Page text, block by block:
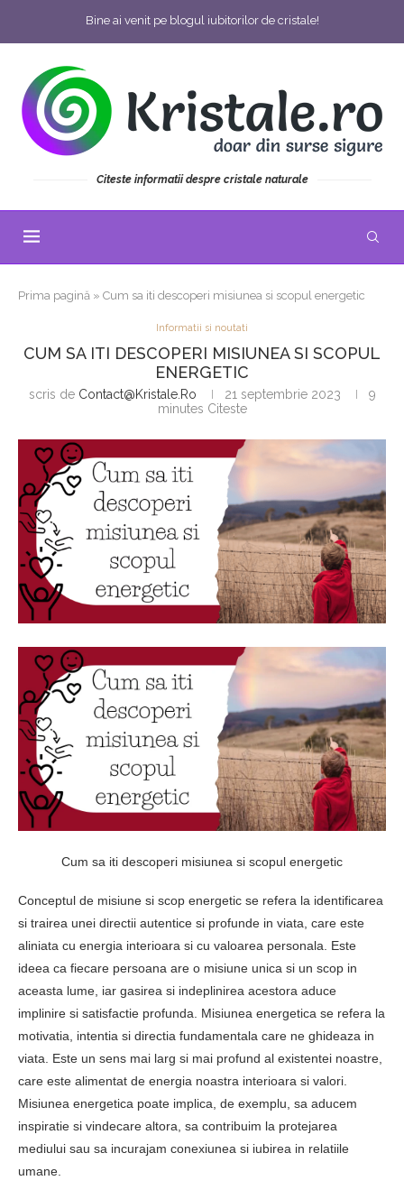
Bine ai venit pe blogul iubitorilor de cristale!
Citeste informatii despre cristale naturale
Prima pagină » Cum sa iti descoperi misiunea si scopul energetic
Informatii si noutati
CUM SA ITI DESCOPERI MISIUNEA SI SCOPUL
ENERGETIC
scris de Contact@kristale.ro 21 septembrie 2023
9
minutes Citeste
Cum sa iti descoperi misiunea si scopul energetic
Conceptul de misiune si scop energetic se refera la identificarea
si trairea unei directii autentice si profunde in viata, care este
aliniata cu energia interioara si cu valoarea personala. Este
ideea ca fiecare persoana are o misiune unica si un scop in
aceasta lume, iar gasirea si indeplinirea acestora aduce
implinire si satisfactie profunda. Misiunea energetica se refera la
motivatia, intentia si directia fundamentala care ne ghideaza in
viata. Este un sens mai larg si mai profund al existentei noastre,
care este alimentat de energia noastra interioara si valori.
Misiunea energetica poate implica, de exemplu, sa aducem
inspiratie si vindecare altora, sa contribuim la protejarea
mediului sau sa incurajam conexiunea si iubirea in relatiile
umane.